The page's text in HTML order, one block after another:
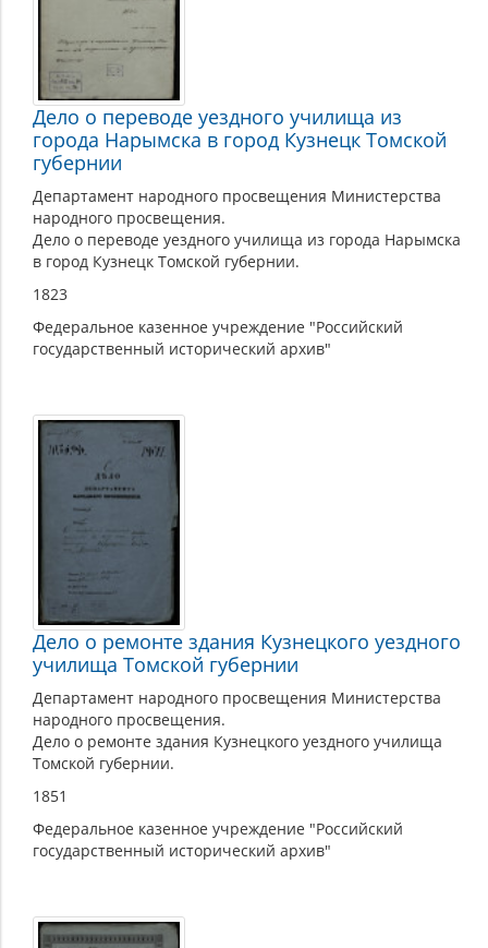
Дело о переводе уездного училища из
города Нарымска в город Кузнецк Томской
губернии
Департамент народного просвещения Министерства
народного просвещения.
Дело о переводе уездного училища из города Нарымска
в город Кузнецк Томской губернии.
1823
Федеральное казенное учреждение "Российский
государственный исторический архив"
Дело о ремонте здания Кузнецкого уездного
училища Томской губернии
Департамент народного просвещения Министерства
народного просвещения.
Дело о ремонте здания Кузнецкого уездного училища
Томской губернии.
1851
Федеральное казенное учреждение "Российский
государственный исторический архив"